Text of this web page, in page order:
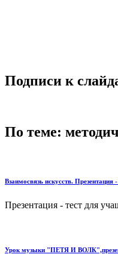
Подписи к
По теме:
Взаимосвязь искусств. Презентация -
Презентация - тест для
Урок музыки "ПЕТЯ И